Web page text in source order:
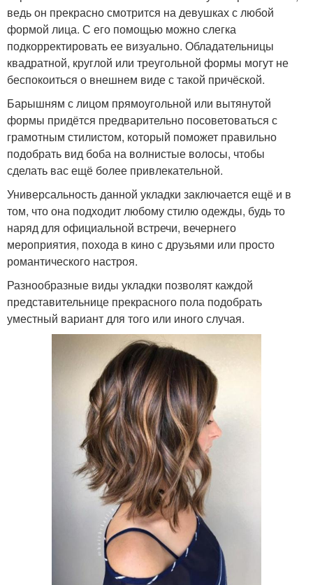
ведь он прекрасно смотрится на девушках с любой
формой лица. С его помощью можно слегка
подкорректировать ее визуально. Обладательницы
квадратной, круглой или треугольной формы могут не
беспокоиться о внешнем виде с такой причёской.
Барышням с лицом прямоугольной или вытянутой
формы придётся предварительно посоветоваться с
грамотным стилистом, который поможет правильно
подобрать вид боба на волнистые волосы, чтобы
сделать вас ещё более привлекательной.
Универсальность данной укладки заключается ещё и в
том, что она подходит любому стилю одежды, будь то
наряд для официальной встречи, вечернего
мероприятия, похода в кино с друзьями или просто
романтического настроя.
Разнообразные виды укладки позволят каждой
представительнице прекрасного пола подобрать
уместный вариант для того или иного случая.